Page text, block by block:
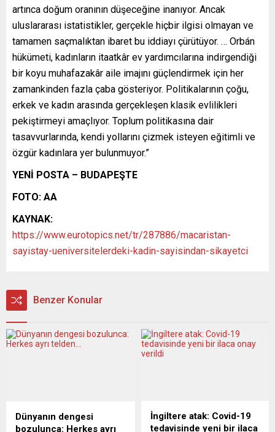
artınca doğum oranının düşeceğine inanıyor. Ancak
uluslararası istatistikler, gerçekle hiçbir ilgisi olmayan ve
tamamen saçmalıktan ibaret bu iddiayı çürütüyor. … Orbán
hükümeti, kadınların itaatkâr ev yardımcılarına indirgendiği
bir koyu muhafazakâr aile imajını güçlendirmek için her
zamankinden fazla çaba gösteriyor. Politikalarının çoğu,
erkek ve kadın arasında gerçekleşen klasik evlilikleri
pekiştirmeyi amaçlıyor. Toplum politikasına dair
tasavvurlarında, kendi yollarını çizmek isteyen eğitimli ve
özgür kadınlara yer bulunmuyor.”
YENİ POSTA – BUDAPEŞTE
FOTO: AA
KAYNAK:
https://www.eurotopics.net/tr/287886/macaristan-
sayistay-ueniversitelerdeki-kadin-sayisindan-sikayetci
Benzer Konular
Dünyanın dengesi
bozulunca: Herkes ayrı
İngiltere atak: Covid-19
tedavisinde yeni bir ilaca